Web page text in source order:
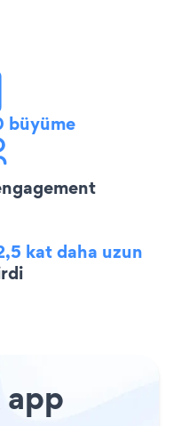
büyüme
kat daha uzun
app